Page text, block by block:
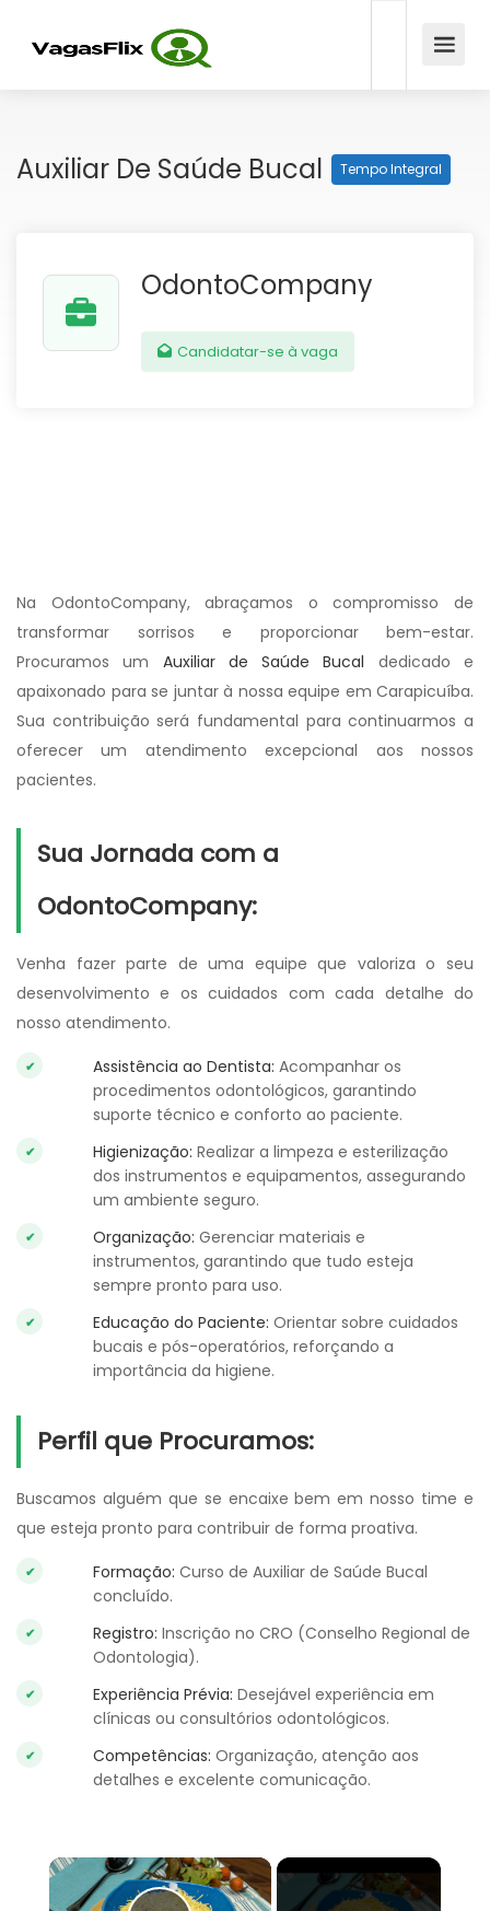
Auxiliar De Saúde Bucal Tempo Integral
OdontoCompany
Candidatar-se à vaga
Na OdontoCompany, abraçamos o compromisso de
transformar sorrisos e proporcionar bem-estar.
Procuramos um Auxiliar de Saúde Bucal dedicado e
apaixonado para se juntar à nossa equipe em Carapicuíba.
Sua contribuição será fundamental para continuarmos a
oferecer um atendimento excepcional aos nossos
pacientes.
Sua Jornada com a
OdontoCompany:
Venha fazer parte de uma equipe que valoriza o seu
desenvolvimento e os cuidados com cada detalhe do
nosso atendimento.
Assistência ao Dentista: Acompanhar os
procedimentos odontológicos, garantindo
suporte técnico e conforto ao paciente.
Higienização: Realizar a limpeza e esterilização
dos instrumentos e equipamentos, assegurando
um ambiente seguro.
Organização: Gerenciar materiais e
instrumentos, garantindo que tudo esteja
sempre pronto para uso.
Educação do Paciente: Orientar sobre cuidados
bucais e pós-operatórios, reforçando a
importância da higiene.
Perfil que Procuramos:
Buscamos alguém que se encaixe bem em nosso time e
que esteja pronto para contribuir de forma proativa.
Formação: Curso de Auxiliar de Saúde Bucal
concluído.
Registro: Inscrição no CRO (Conselho Regional de
Odontologia).
Experiência Prévia: Desejável experiência em
clínicas ou consultórios odontológicos.
Competências: Organização, atenção aos
detalhes e excelente comunicação.
×